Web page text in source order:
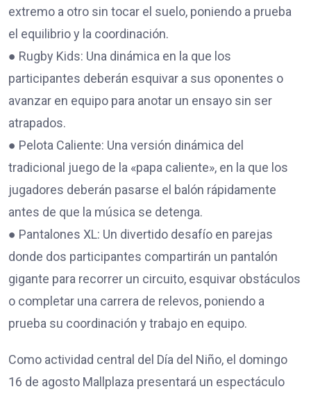
extremo a otro sin tocar el suelo, poniendo a prueba
el equilibrio y la coordinación.
● Rugby Kids: Una dinámica en la que los
participantes deberán esquivar a sus oponentes o
avanzar en equipo para anotar un ensayo sin ser
atrapados.
● Pelota Caliente: Una versión dinámica del
tradicional juego de la «papa caliente», en la que los
jugadores deberán pasarse el balón rápidamente
antes de que la música se detenga.
● Pantalones XL: Un divertido desafío en parejas
donde dos participantes compartirán un pantalón
gigante para recorrer un circuito, esquivar obstáculos
o completar una carrera de relevos, poniendo a
prueba su coordinación y trabajo en equipo.
Como actividad central del Día del Niño, el domingo
16 de agosto Mallplaza presentará un espectáculo